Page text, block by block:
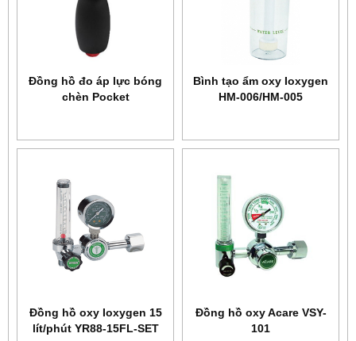
Đồng hồ đo áp lực bóng
chèn Pocket
Bình tạo ẩm oxy Ioxygen
HM-006/HM-005
Đồng hồ oxy Ioxygen 15
lít/phút YR88-15FL-SET
Đồng hồ oxy Acare VSY-
101